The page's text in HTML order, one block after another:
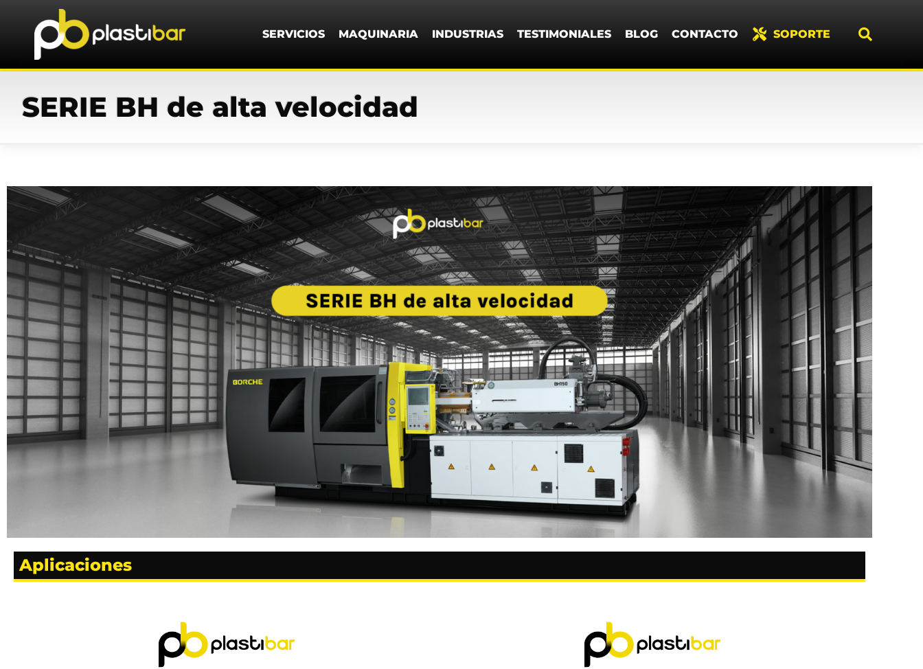
SERVICIOS MAQUINARIA INDUSTRIAS TESTIMONIALES BLOG CONTACTO SOPORTE
SERIE BH de alta velocidad
Aplicaciones